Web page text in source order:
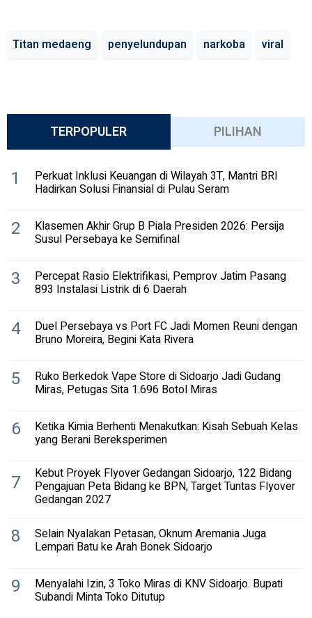
Titan medaeng penyelundupan narkoba viral
TERPOPULER PILIHAN
1 Perkuat Inklusi Keuangan di Wilayah 3T, Mantri BRI
Hadirkan Solusi Finansial di Pulau Seram
2 Klasemen Akhir Grup B Piala Presiden 2026: Persija
Susul Persebaya ke Semifinal
3 Percepat Rasio Elektrifikasi, Pemprov Jatim Pasang
893 Instalasi Listrik di 6 Daerah
4 Duel Persebaya vs Port FC Jadi Momen Reuni dengan
Bruno Moreira, Begini Kata Rivera
5 Ruko Berkedok Vape Store di Sidoarjo Jadi Gudang
Miras, Petugas Sita 1.696 Botol Miras
6 Ketika Kimia Berhenti Menakutkan: Kisah Sebuah Kelas
yang Berani Bereksperimen
7 Kebut Proyek Flyover Gedangan Sidoarjo, 122 Bidang
Pengajuan Peta Bidang ke BPN, Target Tuntas Flyover
Gedangan 2027
8 Selain Nyalakan Petasan, Oknum Aremania Juga
Lempari Batu ke Arah Bonek Sidoarjo
9 Menyalahi Izin, 3 Toko Miras di KNV Sidoarjo. Bupati
Subandi Minta Toko Ditutup